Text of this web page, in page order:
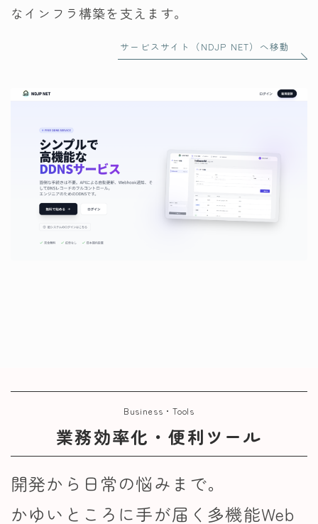
なインフラ構築を支えます。
サービスサイト（NDJP NET）へ移動
Business・Tools
業務効率化・便利ツール
開発から日常の悩みまで。
かゆいところに手が届く多機能Web